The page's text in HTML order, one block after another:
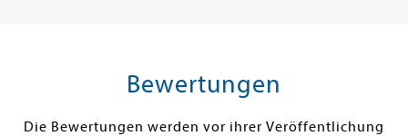
Warenkorb
Bewertungen
Die Bewertungen werden vor ihrer Veröffentlichung